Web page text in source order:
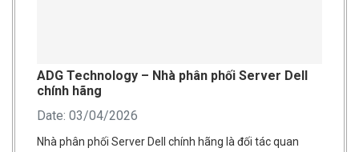
ADG Technology – Nhà phân phối Server Dell
chính hãng
Date: 03/04/2026
Nhà phân phối Server Dell chính hãng là đối tác quan